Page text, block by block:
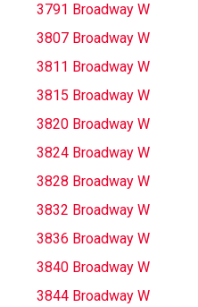
3791 Broadway W
3807 Broadway W
3811 Broadway W
3815 Broadway W
3820 Broadway W
3824 Broadway W
3828 Broadway W
3832 Broadway W
3836 Broadway W
3840 Broadway W
3844 Broadway W